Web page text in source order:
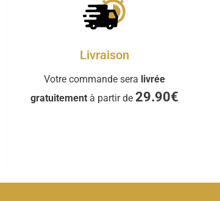
Livraison
Votre commande sera livrée
gratuitementà partir de 29.90€